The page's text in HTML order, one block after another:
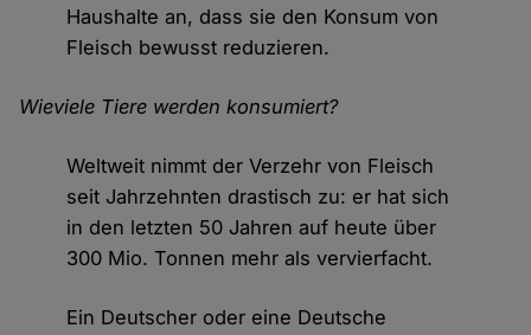
Haushalte an, dass sie den Konsum von
Fleisch bewusst reduzieren.
Wieviele Tiere werden konsumiert?
Weltweit nimmt der Verzehr von Fleisch
seit Jahrzehnten drastisch zu: er hat sich
in den letzten 50 Jahren auf heute über
300 Mio. Tonnen mehr als vervierfacht.
Ein Deutscher oder eine Deutsche